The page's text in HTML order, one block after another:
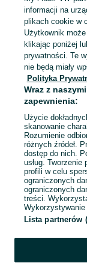
Mapa kategorii
Mapa miejscowości
Mapa ministron
Popularne
informacji na
plikach cookie w
Użytkownik
klikając poniżej
prywatności. Te
nie będą miały
Polityka
Wraz z
zapewnienia:
Użycie
skanowanie
Rozumienie
różnych źródeł.
dostęp do nich.
usług.
profili w celu
ograniczonych
ograniczonych
treści.
Lista partnerów